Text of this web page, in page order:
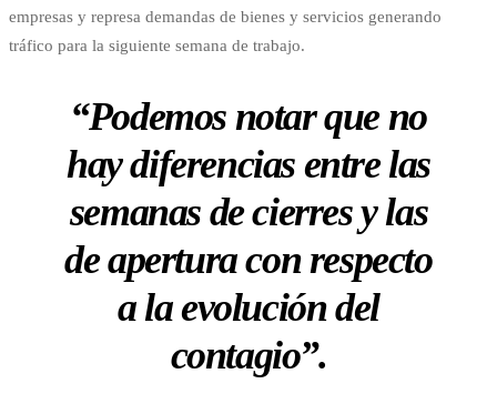
empresas y represa demandas de bienes y servicios generando
tráfico para la siguiente semana de trabajo.
“Podemos notar que no
hay diferencias entre las
semanas de cierres y las
de apertura con respecto
a la evolución del
contagio”.